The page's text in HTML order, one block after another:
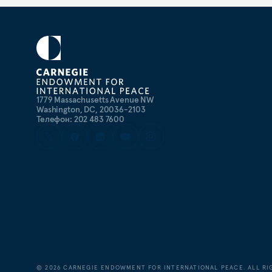
1779 Massachusetts Avenue NW
Washington, DC, 20036-2103
Телефон: 202 483 7600
©2026 CARNEGIE ENDOWMENT FOR INTERNATIONAL PEACE. ALL